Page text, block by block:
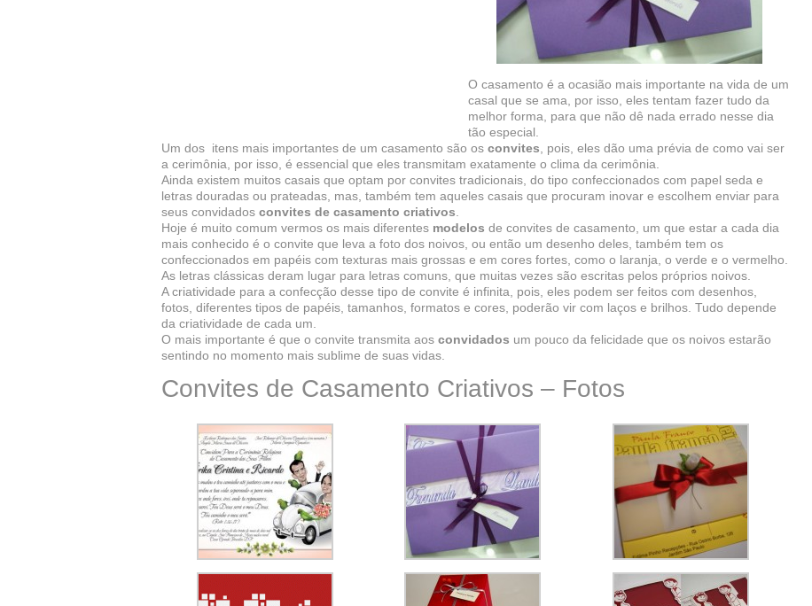
O casamento é a ocasião mais importante na vida de um
casal que se ama, por isso, eles tentam fazer tudo da
melhor forma, para que não dê nada errado nesse dia
tão especial.
Um dos itens mais importantes de um casamento são os convites , pois, eles dão uma prévia de como vai ser
a cerimônia, por isso, é essencial que eles transmitam exatamente o clima da cerimônia.
Ainda existem muitos casais que optam por convites tradicionais, do tipo confeccionados com papel seda e
letras douradas ou prateadas, mas, também tem aqueles casais que procuram inovar e escolhem enviar para
seus convidados convites de casamento criativos
Hoje é muito comum vermos os mais diferentes modelos de convites de casamento, um que estar a cada dia
mais conhecido é o convite que leva a foto dos noivos, ou então um desenho deles, também tem os
confeccionados em papéis com texturas mais grossas e em cores fortes, como o laranja, o verde e o vermelho.
As letras clássicas deram lugar para letras comuns, que muitas vezes são escritas pelos próprios noivos.
A criatividade para a confecção desse tipo de convite é infinita, pois, eles podem ser feitos com desenhos,
fotos, diferentes tipos de papéis, tamanhos, formatos e cores, poderão vir com laços e brilhos. Tudo depende
da criatividade de cada um.
O mais importante é que o convite transmita aos convidados um pouco da felicidade que os noivos estarão
sentindo no momento mais sublime de suas vidas.
Convites de Casamento Criativos – Fotos